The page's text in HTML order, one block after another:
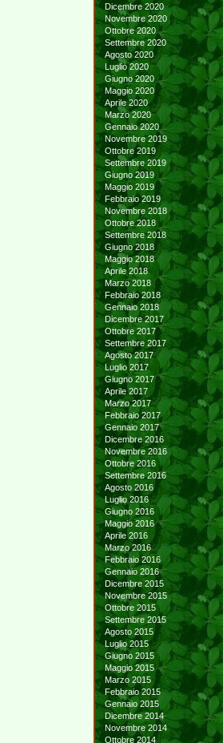
Dicembre 2020
Novembre 2020
Ottobre 2020
Settembre 2020
Agosto 2020
Luglio 2020
Giugno 2020
Maggio 2020
Aprile 2020
Marzo 2020
Gennaio 2020
Novembre 2019
Ottobre 2019
Settembre 2019
Giugno 2019
Maggio 2019
Febbraio 2019
Novembre 2018
Ottobre 2018
Settembre 2018
Giugno 2018
Maggio 2018
Aprile 2018
Marzo 2018
Febbraio 2018
Gennaio 2018
Dicembre 2017
Ottobre 2017
Settembre 2017
Agosto 2017
Luglio 2017
Giugno 2017
Aprile 2017
Marzo 2017
Febbraio 2017
Gennaio 2017
Dicembre 2016
Novembre 2016
Ottobre 2016
Settembre 2016
Agosto 2016
Luglio 2016
Giugno 2016
Maggio 2016
Aprile 2016
Marzo 2016
Febbraio 2016
Gennaio 2016
Dicembre 2015
Novembre 2015
Ottobre 2015
Settembre 2015
Agosto 2015
Luglio 2015
Giugno 2015
Maggio 2015
Marzo 2015
Febbraio 2015
Gennaio 2015
Dicembre 2014
Novembre 2014
Ottobre 2014